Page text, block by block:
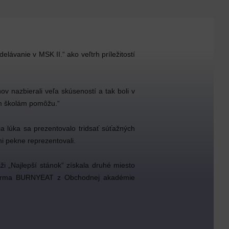
v MSK II.“ ako veľtrh príležitostí
nazbierali veľa skúseností a tak boli v
pomôžu.“
lúka sa prezentovalo tridsať súťažných
pekne reprezentovali.
„Najlepší stánok“ získala druhé miesto
BURNYEAT z Obchodnej akadémie